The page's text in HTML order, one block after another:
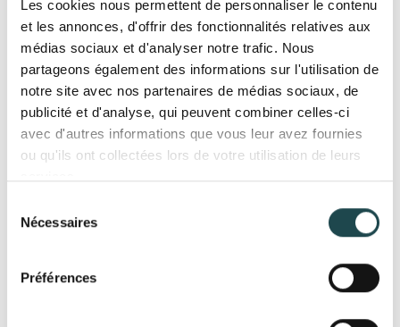
Les cookies nous permettent de personnaliser le contenu
et les annonces, d'offrir des fonctionnalités relatives aux
médias sociaux et d'analyser notre trafic. Nous
partageons également des informations sur l'utilisation de
notre site avec nos partenaires de médias sociaux, de
publicité et d'analyse, qui peuvent combiner celles-ci
avec d'autres informations que vous leur avez fournies
ou qu'ils ont collectées lors de votre utilisation de leurs
Nécessaires
Préférences
Nous pouvons réaliser des bacs et jardinièressur
mesure, avec ou sans fond, n’hésitez pas à nous
contacter !
Caractéristiques :
Longueur : 30 cm
Largeur : 30 cm
Hauteur : 30 cm
Largeur du bord : supérieur 4 cm
Forme : carrée